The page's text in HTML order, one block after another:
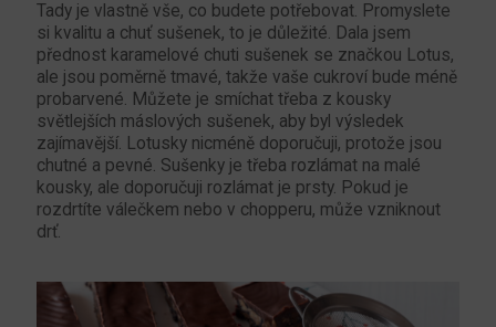
Tady je vlastně vše, co budete potřebovat. Promyslete
si kvalitu a chuť sušenek, to je důležité. Dala jsem
přednost karamelové chuti sušenek se značkou Lotus,
ale jsou poměrně tmavé, takže vaše cukroví bude méně
probarvené. Můžete je smíchat třeba z kousky
světlejších máslových sušenek, aby byl výsledek
zajímavější. Lotusky nicméně doporučuji, protože jsou
chutné a pevné. Sušenky je třeba rozlámat na malé
kousky, ale doporučuji rozlámat je prsty. Pokud je
rozdrtíte válečkem nebo v chopperu, může vzniknout
drť.